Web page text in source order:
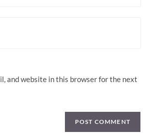
and website in this browser for the next